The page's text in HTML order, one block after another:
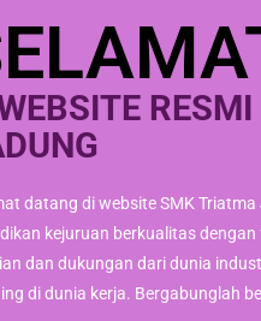
datang di website SMK
kejuruan berkualitas
dan dukungan dari dunia
di dunia kerja. Bergabunglah